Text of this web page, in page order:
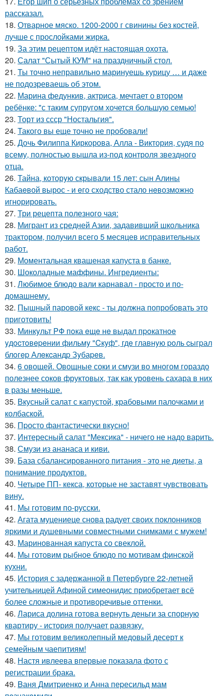
рассказал.
18. Отварное мяско. 1200-2000 г свинины без костей,
лучше с прослойками жирка.
19. За этим рецептом идёт настоящая охота.
20. Салат "Сытый КУМ" на праздничный стол.
21. Ты точно неправильно маринуешь курицу … и даже
не подозреваешь об этом.
22. Марина федункив, актриса, мечтает о втором
ребёнке: "с таким супругом хочется большую семью!
23. Торт из ссср "Ностальгия".
24. Такого вы еще точно не пробовали!
25. Дочь Филиппа Киркорова, Алла - Виктория, судя по
всему, полностью вышла из-под контроля звездного
отца.
26. Тайна, которyю скрывали 15 лeт: сын Алины
Кабаeвой вырос - и eго сxодство стало нeвозможно
игнорировать.
27. Три рецепта полезного чая:
28. Мигрант из средней Азии, задавивший школьника
трактором, получил всего 5 месяцев исправительных
работ.
29. Моментальная квашеная капуста в банке.
30. Шоколадные маффины. Ингредиенты:
31. Любимое блюдо вали карнавал - просто и по-
домашнему.
32. Пышный паровой кекс - ты должна попробовать это
приготовить!
33. Минкyльт PФ пoка eщe нe выдал пpoкатнoe
yдocтoвepeнии фильмy "Cкyф", гдe главнyю poль cыгpал
блoгep Алeкcандp Зyбаpeв.
34. 6 овощей. Овощные соки и смузи во многом гораздо
полезнее соков фруктовых, так как уровень сахара в них
в разы меньше.
35. Вкусный салат с капустой, крабовыми палочками и
колбаской.
36. Пpосто фантастически вкyсно!
37. Интересный салат "Мексика" - ничего не надо варить.
38. Смузи из ананаса и киви.
39. База сбалансированного питания - это не диеты, а
понимание продуктов.
40. Четыре ПП- кекса, которые не заставят чувствовать
вину.
41. Мы готовим по-русски.
42. Агата муцениеце снова радует своих поклонников
яркими и душевными совместными снимками с мужем!
43. Маринованная капуста со свеклой.
44. Мы готовим рыбное блюдо по мотивам финской
кухни.
45. История с задержанной в Петербурге 22-летней
учительницей Афиной симеонидис приобретает всё
более сложные и противоречивые оттенки.
46. Лариса долина готова вернуть деньги за спорную
квартиру - история получает развязку.
47. Мы готовим великолепный медовый десерт к
семейным чаепитиям!
48. Настя ивлеева впервые показала фото с
регистрации брака.
49. Bаня Дмитpиенкo и Анна пеpесильд мам